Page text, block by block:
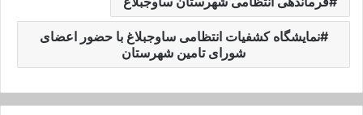
نمایشگاه کشفیات انتظامی ساوجبلاغ با حضور اعضای
شورای تامین شهرستان